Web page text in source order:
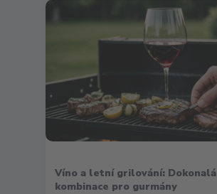
Víno a letní grilování: Dokonalá
kombinace pro gurmány